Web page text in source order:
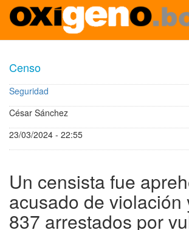
contenido
principal
Censo
Seguridad
César Sánchez
23/03/2024 - 22:55
Un censista fue
acusado de violación
837 arrestados por